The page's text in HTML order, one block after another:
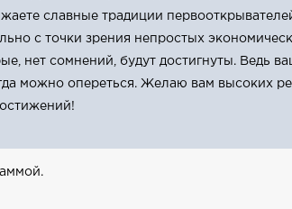
славные традиции
с точки зрения непростых
нет сомнений, будут достигнуты. Ведь
можно опереться. Желаю вам высоких